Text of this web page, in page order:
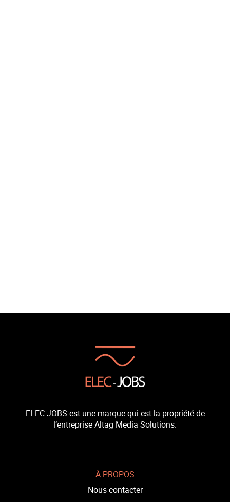
ELEC-JOBS est une marque qui est la propriété de
l’entreprise Altag Media Solutions.
À PROPOS
Nous contacter